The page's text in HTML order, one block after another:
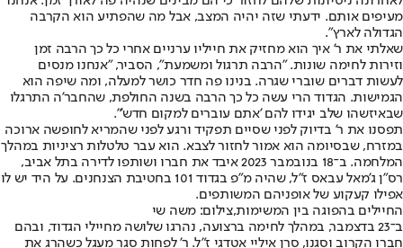
מעיפים אותם. ידעתי שזה יהיה המצב, אבל מה שהפתיע הוא הקרבה
הגדולה לארץ".
שאלתי את ר' איך הוא מחזיק את חייליו ערניים אחרי כל כך הרבה זמן
וזירות לחימה שונות. "הרבה תרגול ומשמעת", הסביר, "אנחנו מנסים
לעשות דברים שוברי שגרה. בנינו פה חדר כושר למעלה, ומה שיפה הוא
הגמישות. הגדוד הרי עשה כל כך הרבה בשנה החולפת, שהחבר'ה התרגלו
שבאיזשהו שלב יגידו להם 'אתם עוברים למקום חדש'".
תפסנו את ר' בדיוק לפני שסיים תפקיד ורגע לפני שהמריא לחופשה ארוכה
במזרח, שבסיומה הוא אמור לחזור לצבא. הוא עבר טלטלות רציניות במהלך
המלחמה. ב־18 בנובמבר 2023 איבד את חברו ושותפו לדירה בתל אביב,
רס"ן ג'מאל עבאס ז"ל, שהיה מ"פ בגדוד 101 בחטיבת הצנחנים. על היד יש לו
אפילו קעקוע של אופניהם המשותפים.
החיילים בהפוגה בין המשימות,צילום: משה שי
ב־23 בדצמבר, במהלך לחימה ברצועה, נהרגו שלושה מחיילי הגדוד, ובהם
חברו הקרוב וסגנו, סרן איליי אטדגי ז"ל. ר' לפחות סגר מעגל כשהרג את